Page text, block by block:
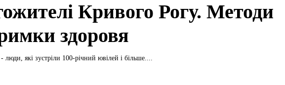
Кривого Рогу. Методи
здоровя
люди, які зустріли 100-річний ювілей і більше....